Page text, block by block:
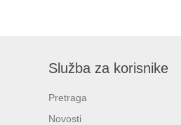
Služba za korisnike
Pretraga
Novosti